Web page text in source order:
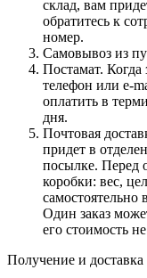
склад, вам
обратитесь к
номер.
Самовывоз из
Постамат. Когда
телефон или e-
оплатить в
дня.
Почтовая
придет в
посылке. Перед
коробки: вес,
самостоятельно
Один заказ
его стоимость
Получение и доставка